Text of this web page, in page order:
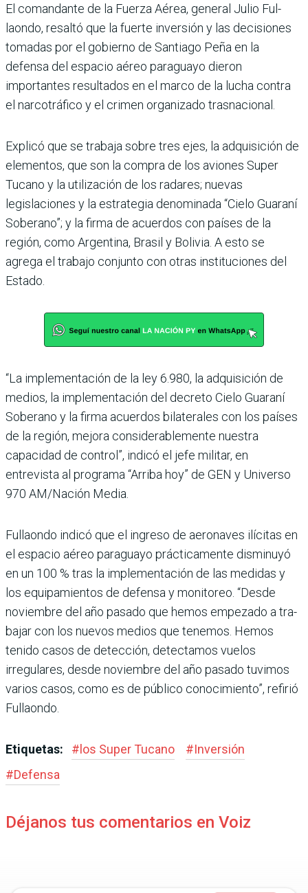
El comandante de la Fuerza Aérea, general Julio Ful­
laondo, resaltó que la fuerte inversión y las decisiones
tomadas por el gobierno de Santiago Peña en la
defensa del espacio aéreo paraguayo dieron
importantes resulta­dos en el marco de la lucha contra
el narcotráfico y el crimen organizado trasna­cional.
Explicó que se trabaja sobre tres ejes, la adquisición de
ele­mentos, que son la compra de los aviones Super
Tucano y la utilización de los rada­res; nuevas
legislaciones y la estrategia denominada “Cielo Guaraní
Soberano”; y la firma de acuerdos con paí­ses de la
región, como Argen­tina, Brasil y Bolivia. A esto se
agrega el trabajo conjunto con otras instituciones del
Estado.
“La implementación de la ley 6.980, la adquisición de
medios, la implementación del decreto Cielo Guaraní
Soberano y la firma acuerdos bilaterales con los países
de la región, mejora considerable­mente nuestra
capacidad de control”, indicó el jefe mili­tar, en
entrevista al programa “Arriba hoy” de GEN y Uni­verso
970 AM/Nación Media.
Fullaondo indicó que el ingreso de aeronaves ilíci­tas en
el espacio aéreo para­guayo prácticamente dis­minuyó
en un 100 % tras la implementación de las medi­das y
los equipamientos de defensa y monitoreo. “Desde
noviembre del año pasado que hemos empezado a tra­
bajar con los nuevos medios que tenemos. Hemos
tenido casos de detección, detec­tamos vuelos
irregulares, desde noviembre del año pasado tuvimos
varios casos, como es de público conoci­miento”, refirió
Fullaondo.
Etiquetas: # los Super Tucano #Inversión
#Defensa
Déjanos tus comentarios en Voiz